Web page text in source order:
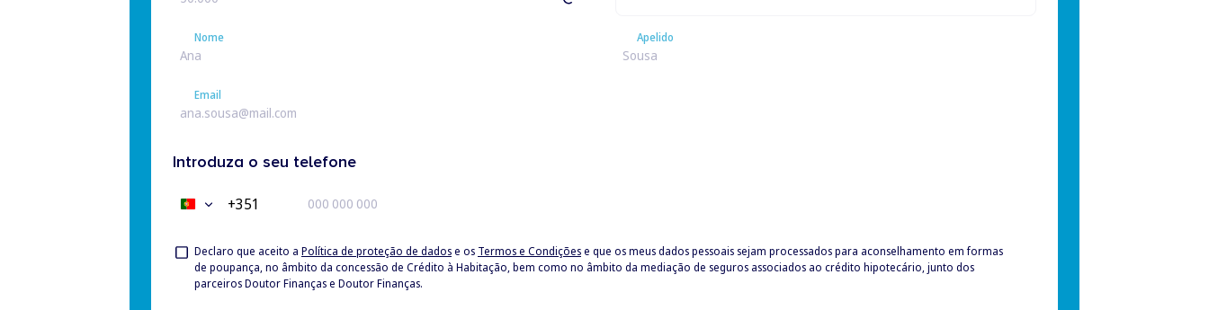
Nome Apelido
Email
Introduza o seu telefone
Portugal+351
Privacy
Check
Declaro que aceito a Política de proteção de dadose os Termos e Condiçõese que os meus dados pessoais sejam processados para aconselhamento em formas
de poupança, no âmbito da concessão de Crédito à Habitação, bem como no âmbito da mediação de seguros associados ao crédito hipotecário, junto dos
parceiros Doutor Finanças e Doutor Finanças.